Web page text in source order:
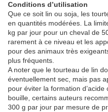
Conditions d’utilisation
Que ce soit lin ou soja, les
en quantités modérées. La
kg par jour pour un cheval de
rarement à ce niveau et les
pour des animaux très
plus fréquents.
A noter que le tourteau de lin
éventuellement sec, mais pas
pour éviter la formation
bouille, certains auteurs
300 g par jour par mesure de